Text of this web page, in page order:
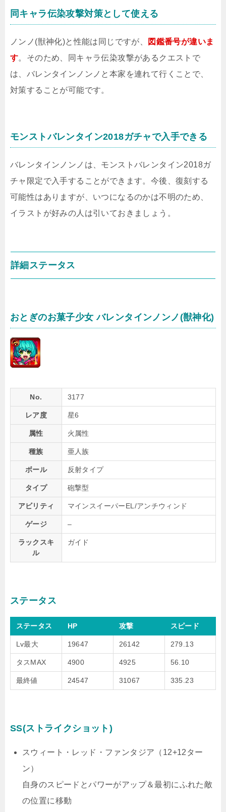
同キャラ伝染攻撃対策として使える
ノンノ(獣神化)と性能は同じですが、
図鑑番号が違いま
す。そのため、同キャラ伝染攻撃があるクエストで
は、バレンタインノンノと本家を連れて行くことで、
対策することが可能です。
モンストバレンタイン2018ガチャで入手できる
バレンタインノンノは、モンストバレンタイン2018ガ
チャ限定で入手することができます。今後、復刻する
可能性はありますが、いつになるのかは不明のため、
イラストが好みの人は引いておきましょう。
詳細ステータス
おとぎのお菓子少女 バレンタインノンノ(獣神化)
No. 3177
レア度 星6
属性 火属性
種族 亜人族
ボール 反射タイプ
タイプ 砲撃型
アビリティ マインスイーパーEL/アンチウィンド
ゲージ –
ラックスキ
ル
ガイド
ステータス
ステータス HP 攻撃 スピード
Lv最大 19647 26142 279.13
タスMAX 4900 4925 56.10
最終値 24547 31067 335.23
SS(ストライクショット)
スウィート・レッド・ファンタジア（12+12ター
ン）
自身のスピードとパワーがアップ＆最初にふれた敵
の位置に移動